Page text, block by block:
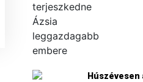
Húszévesen